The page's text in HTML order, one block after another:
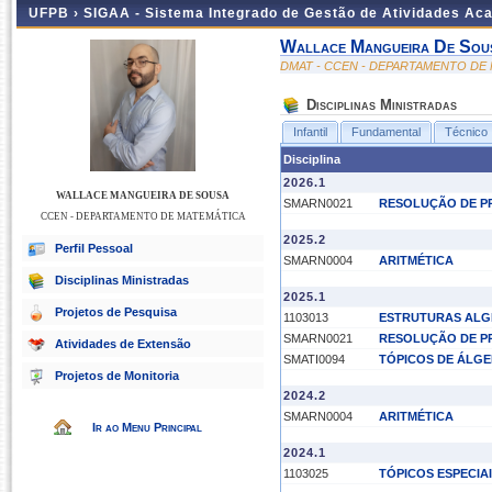
UFPB › SIGAA - Sistema Integrado de Gestão de Atividades
WALLACE MANGUEIRA DE SOUSA
CCEN - DEPARTAMENTO DE MATEMÁTICA
Perfil Pessoal
Disciplinas Ministradas
Projetos de Pesquisa
Atividades de Extensão
Projetos de Monitoria
Ir ao Menu Principal
Wallace Mangueira De
DMAT - CCEN - DEPARTAMENTO DE
Disciplinas Ministradas
Infantil Fundamental Técnico
Disciplina
2026.1
SMARN0021
RESOLUÇÃO DE
2025.2
SMARN0004
ARITMÉTICA
2025.1
1103013
ESTRUTURAS
SMARN0021
RESOLUÇÃO DE
SMATI0094
TÓPICOS DE
2024.2
SMARN0004
ARITMÉTICA
2024.1
1103025
TÓPICOS